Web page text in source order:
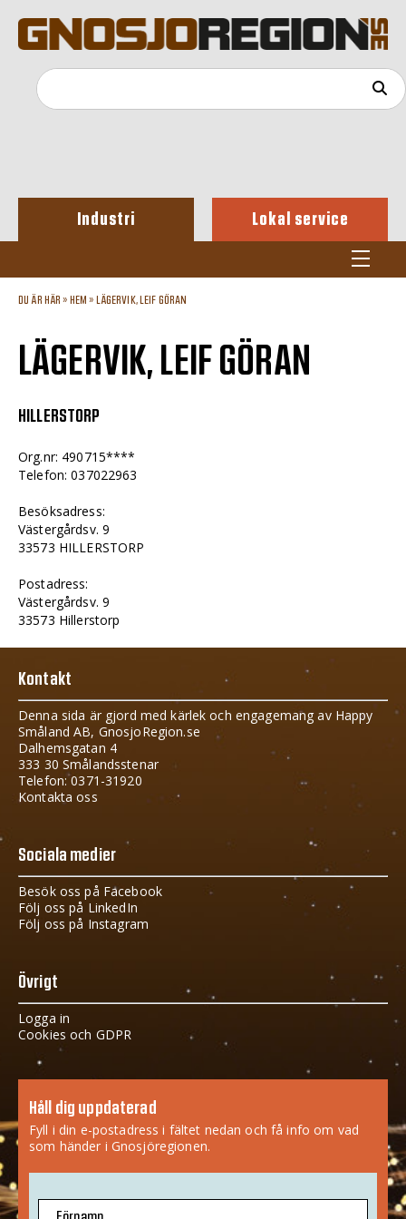
Industri Lokal service
DU ÄR HÄR » HEM » LÄGERVIK, LEIF GÖRAN
LÄGERVIK, LEIF GÖRAN
HILLERSTORP
Org.nr: 490715****
Telefon: 037022963
Besöksadress:
Västergårdsv. 9
33573 HILLERSTORP
Postadress:
Västergårdsv. 9
33573 Hillerstorp
Kontakt
Denna sida är gjord med kärlek och engagemang av Happy
Småland AB, GnosjoRegion.se
Dalhemsgatan 4
333 30 Smålandsstenar
Telefon: 0371-31920
Kontakta oss
Sociala medier
Besök oss på Facebook
Följ oss på LinkedIn
Följ oss på Instagram
Övrigt
Logga in
Cookies och GDPR
Håll dig uppdaterad
Fyll i din e-postadress i fältet nedan och få info om vad
som händer i Gnosjöregionen.